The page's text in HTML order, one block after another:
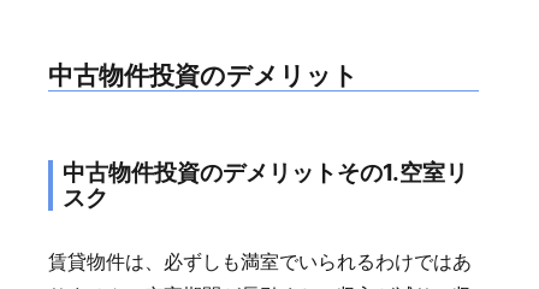
中古物件投資のデメリット
中古物件投資のデメリットその1.空室リ
スク
賃貸物件は、必ずしも満室でいられるわけではあ